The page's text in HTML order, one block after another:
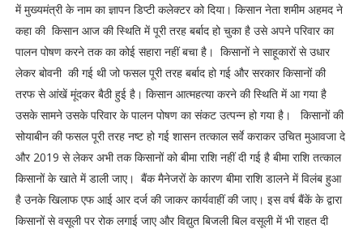
में मुख्यमंत्री के नाम का ज्ञापन डिप्टी कलेक्टर को दिया। किसान नेता शमीम अहमद ने
कहा की किसान आज की स्थिति में पूरी तरह बर्बाद हो चुका है उसे अपने परिवार का
पालन पोषण करने तक का कोई सहारा नहीं बचा है। किसानों ने साहूकारों से उधार
लेकर बोवनी की गई थी जो फसल पूरी तरह बर्बाद हो गई और सरकार किसानों की
तरफ से आंखें मूंदकर बैठी हुई है। किसान आत्महत्या करने की स्थिति में आ गया है
उसके सामने उसके परिवार के पालन पोषण का संकट उत्पन्न हो गया है। किसानों की
सोयाबीन की फसल पूरी तरह नष्ट हो गई शासन तत्काल सर्वे कराकर उचित मुआवजा दे
और 2019 से लेकर अभी तक किसानों को बीमा राशि नहीं दी गई है बीमा राशि तत्काल
किसानों के खाते में डाली जाए। बैंक मैनेजरों के कारण बीमा राशि डालने में विलंब हुआ
है उनके खिलाफ एफ आई आर दर्ज की जाकर कार्यवाहीं की जाए। इस वर्ष बैंकें के द्वारा
किसानों से वसूली पर रोक लगाई जाए और विद्युत बिजली बिल वसूली में भी राहत दी